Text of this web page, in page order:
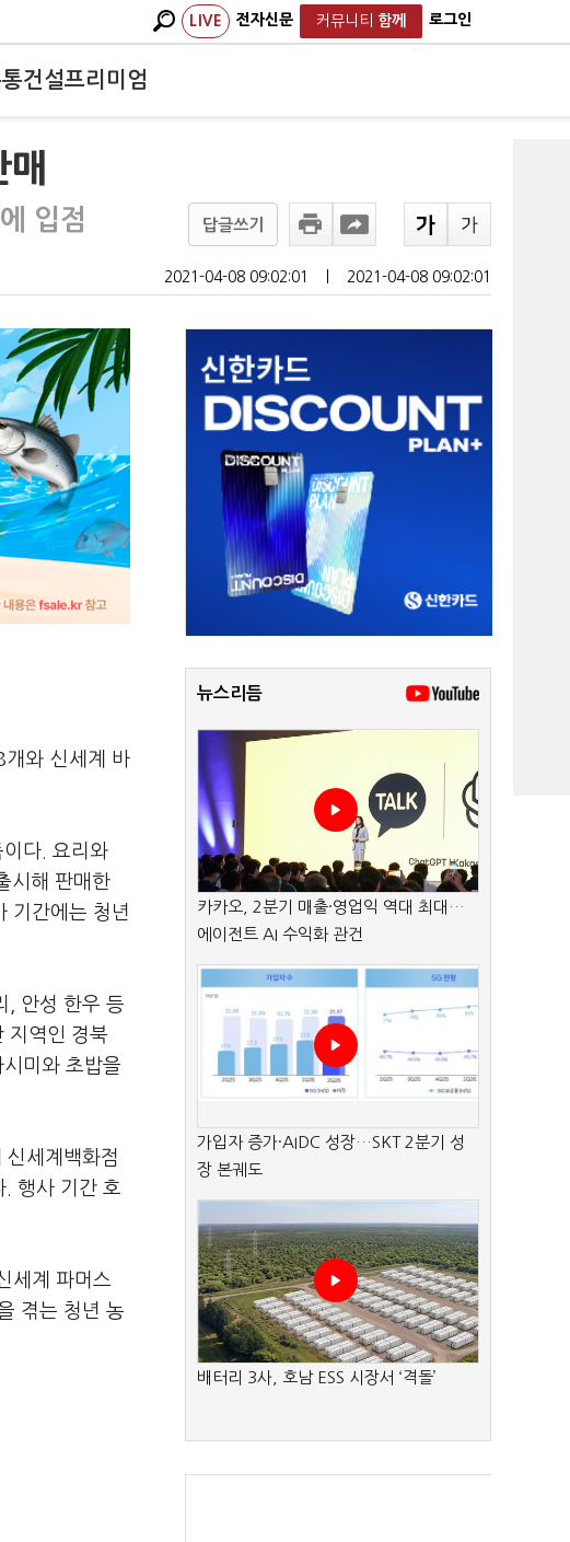
LIVE 전자신문 커뮤니티 함께 로그인
건설프리미엄
입점 답글쓰기
2021-04-08 09:02:01 2021-04-08 09:02:01
개와 신세계 바
다. 요리와
시해 판매한
기간에는 청년
, 안성 한우 등
지역인 경북
미와 초밥을
세계백화점
. 행사 기간 호
세계 파머스
겪는 청년 농
뉴스리듬
카카오, 2분기 매출·영업익 역대 최대…
에이전트 AI 수익화 관건
가입자 증가·AIDC 성장…SKT 2분기 성
장 본궤도
배터리 3사, 호남 ESS 시장서 ‘격돌’